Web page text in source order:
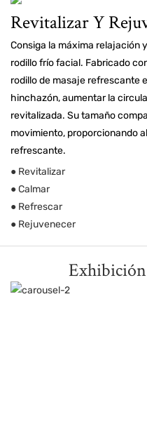
Revitalizar Y
Consiga la máxima relajación
rodillo frío facial. Fabricado
rodillo de masaje refrescante
hinchazón, aumentar la
revitalizada. Su tamaño
movimiento, proporcionando
refrescante.
● Revitalizar
● Calmar
● Refrescar
● Rejuvenecer